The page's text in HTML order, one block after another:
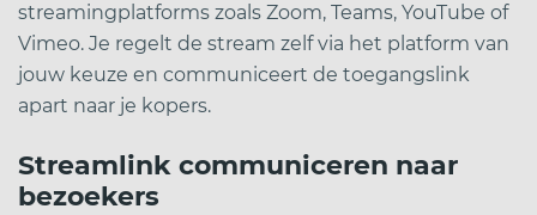
streamingplatforms zoals Zoom, Teams, YouTube of
Vimeo. Je regelt de stream zelf via het platform van
jouw keuze en communiceert de toegangslink
apart naar je kopers.
Streamlink communiceren naar
bezoekers